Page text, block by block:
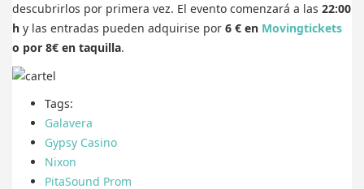
descubrirlos por primera vez. El evento comenzará a las 22:00
h y las entradas pueden adquirise por 6 € en Movingtickets
o por 8€ en taquilla.
Tags:
Galavera
Gypsy Casino
Nixon
PitaSound Prom